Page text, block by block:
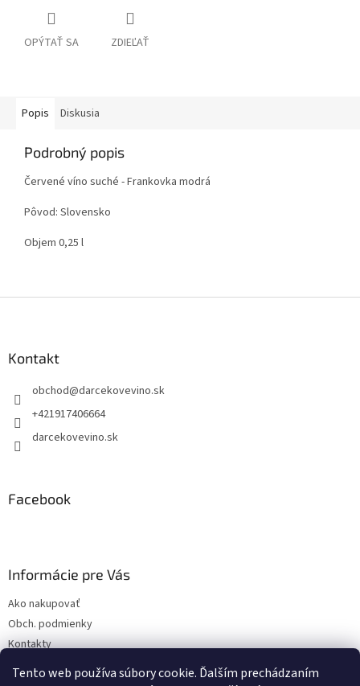
Tento web používa súbory cookie. Ďalším prechádzaním
OPÝTAŤ SA ZDIEĽAŤ
Popis Diskusia
Podrobný popis
Červené víno suché - Frankovka modrá
Pôvod: Slovensko
Objem 0,25 l
Kontakt
obchod@darcekovevino.sk
+421917406664
darcekovevino.sk
Facebook
Informácie pre Vás
Ako nakupovať
Obch. podmienky
Kontakty
Poslať ako darček